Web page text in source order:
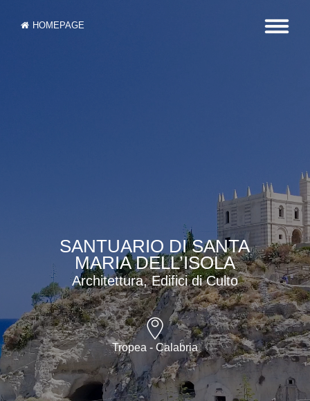
HOMEPAGE
SANTUARIO DI SANTA
MARIA DELL’ISOLA
Architettura, Edifici di Culto
Tropea - Calabria